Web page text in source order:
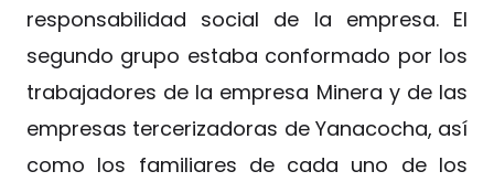
responsabilidad social de la empresa. El
segundo grupo estaba conformado por los
trabajadores de la empresa Minera y de las
empresas tercerizadoras de Yanacocha, así
como los familiares de cada uno de los